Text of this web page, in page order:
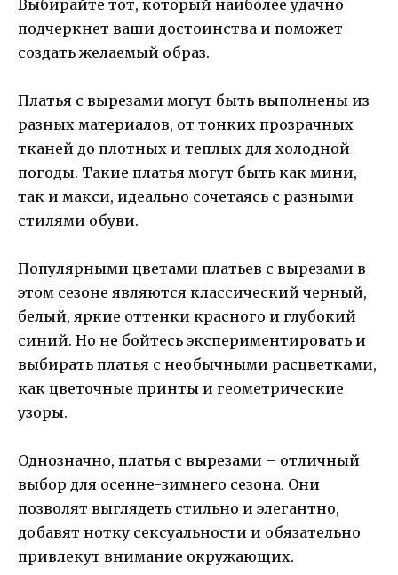
Выбирайте тот, который наиболее удачно
подчеркнет ваши достоинства и поможет
создать желаемый образ.
Платья с вырезами могут быть выполнены из
разных материалов, от тонких прозрачных
тканей до плотных и теплых для холодной
погоды. Такие платья могут быть как мини,
так и макси, идеально сочетаясь с разными
стилями обуви.
Популярными цветами платьев с вырезами в
этом сезоне являются классический черный,
белый, яркие оттенки красного и глубокий
синий. Но не бойтесь экспериментировать и
выбирать платья с необычными расцветками,
как цветочные принты и геометрические
узоры.
Однозначно, платья с вырезами – отличный
выбор для осенне-зимнего сезона. Они
позволят выглядеть стильно и элегантно,
добавят нотку сексуальности и обязательно
привлекут внимание окружающих.